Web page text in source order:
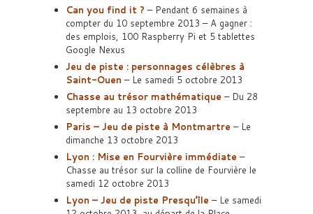
Can you find it ? – Pendant 6 semaines à
compter du 10 septembre 2013 – A gagner :
des emplois, 100 Raspberry Pi et 5 tablettes
Google Nexus
Jeu de piste : personnages célèbres à
Saint-Ouen – Le samedi 5 octobre 2013
Chasse au trésor mathématique – Du 28
septembre au 13 octobre 2013
Paris – Jeu de piste à Montmartre – Le
dimanche 13 octobre 2013
Lyon : Mise en Fourvière immédiate –
Chasse au trésor sur la colline de Fourvière le
samedi 12 octobre 2013
Lyon – Jeu de piste Presqu’île – Le samedi